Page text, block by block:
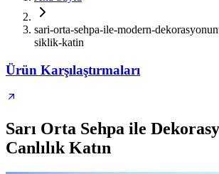
sari-orta-sehpa-ile-modern-
siklik-katin
Ürün Karşılaştırmaları
Sarı Orta Sehpa ile
Canlılık Katın